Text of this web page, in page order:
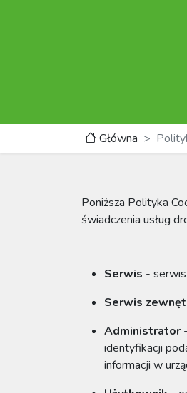
Główna
Poniższa Polityka
świadczenia usług
Serwis -
Serwis
Administrator
identyfikacji
informacji w